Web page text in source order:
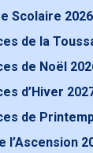
Scolaire
de la
de Noël
d’Hiver
de
l’Ascension